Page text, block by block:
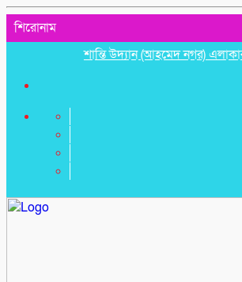
শিরোনাম
শান্তি উদ্যান (আহমেদ নগর) এলাকার